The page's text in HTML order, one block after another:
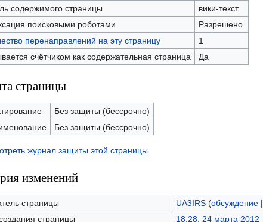
содержимого страницы
вики-текст
поисковыми роботами
Разрешено
перенаправлений на эту страницу
1
счётчиком как содержательная страница
Да
страницы
Без защиты (бессрочно)
Без защиты (бессрочно)
журнал защиты этой страницы
изменений
страницы UA3IRS (обсуждение|
страницы
18:28, 24 марта 2012